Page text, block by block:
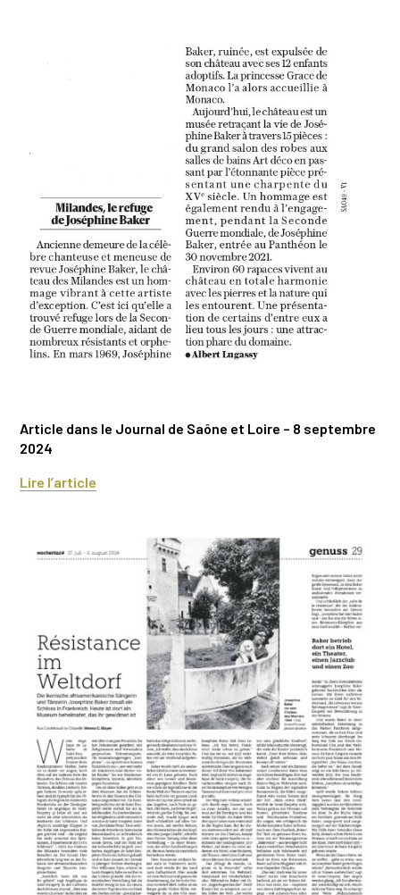
Article dans le Journal de Saône et Loire – 8 septembre
2024
Lire l’article